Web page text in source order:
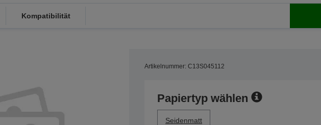
Kompatibilität
Artikelnummer: C13S045112
Papiertyp wählen
Seidenmatt